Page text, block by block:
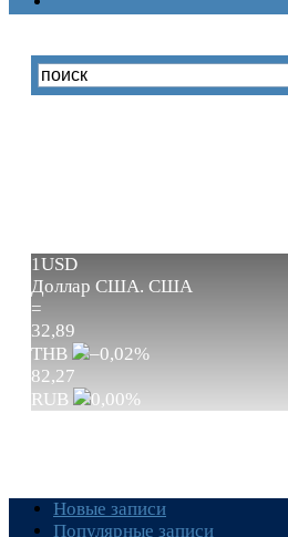
1USD
Доллар США. США
=
32,89
THB
–0,02%
82,27
RUB
0,00%
Новые записи
Популярные записи